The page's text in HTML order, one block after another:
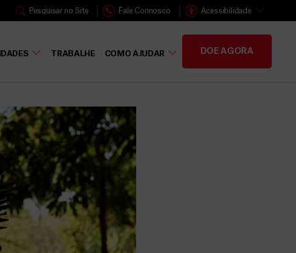
Pesquisar no Site Fale Connosco Acessibilidade
TRABALHE COMO AJUDAR DOE AGORA